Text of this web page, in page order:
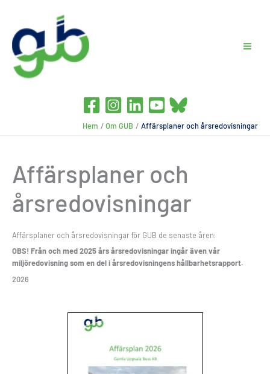
innehåll
Hem Om GUB Affärsplaner och årsredovisningar
Affärsplaner och
årsredovisningar
Affärsplaner och årsredovisningar för GUB de senaste åren:
OBS! Från och med 2025 års årsredovisningar ingår även vår
miljöredovisning som en del i årsredovisningens hållbarhetsrapport.
2026